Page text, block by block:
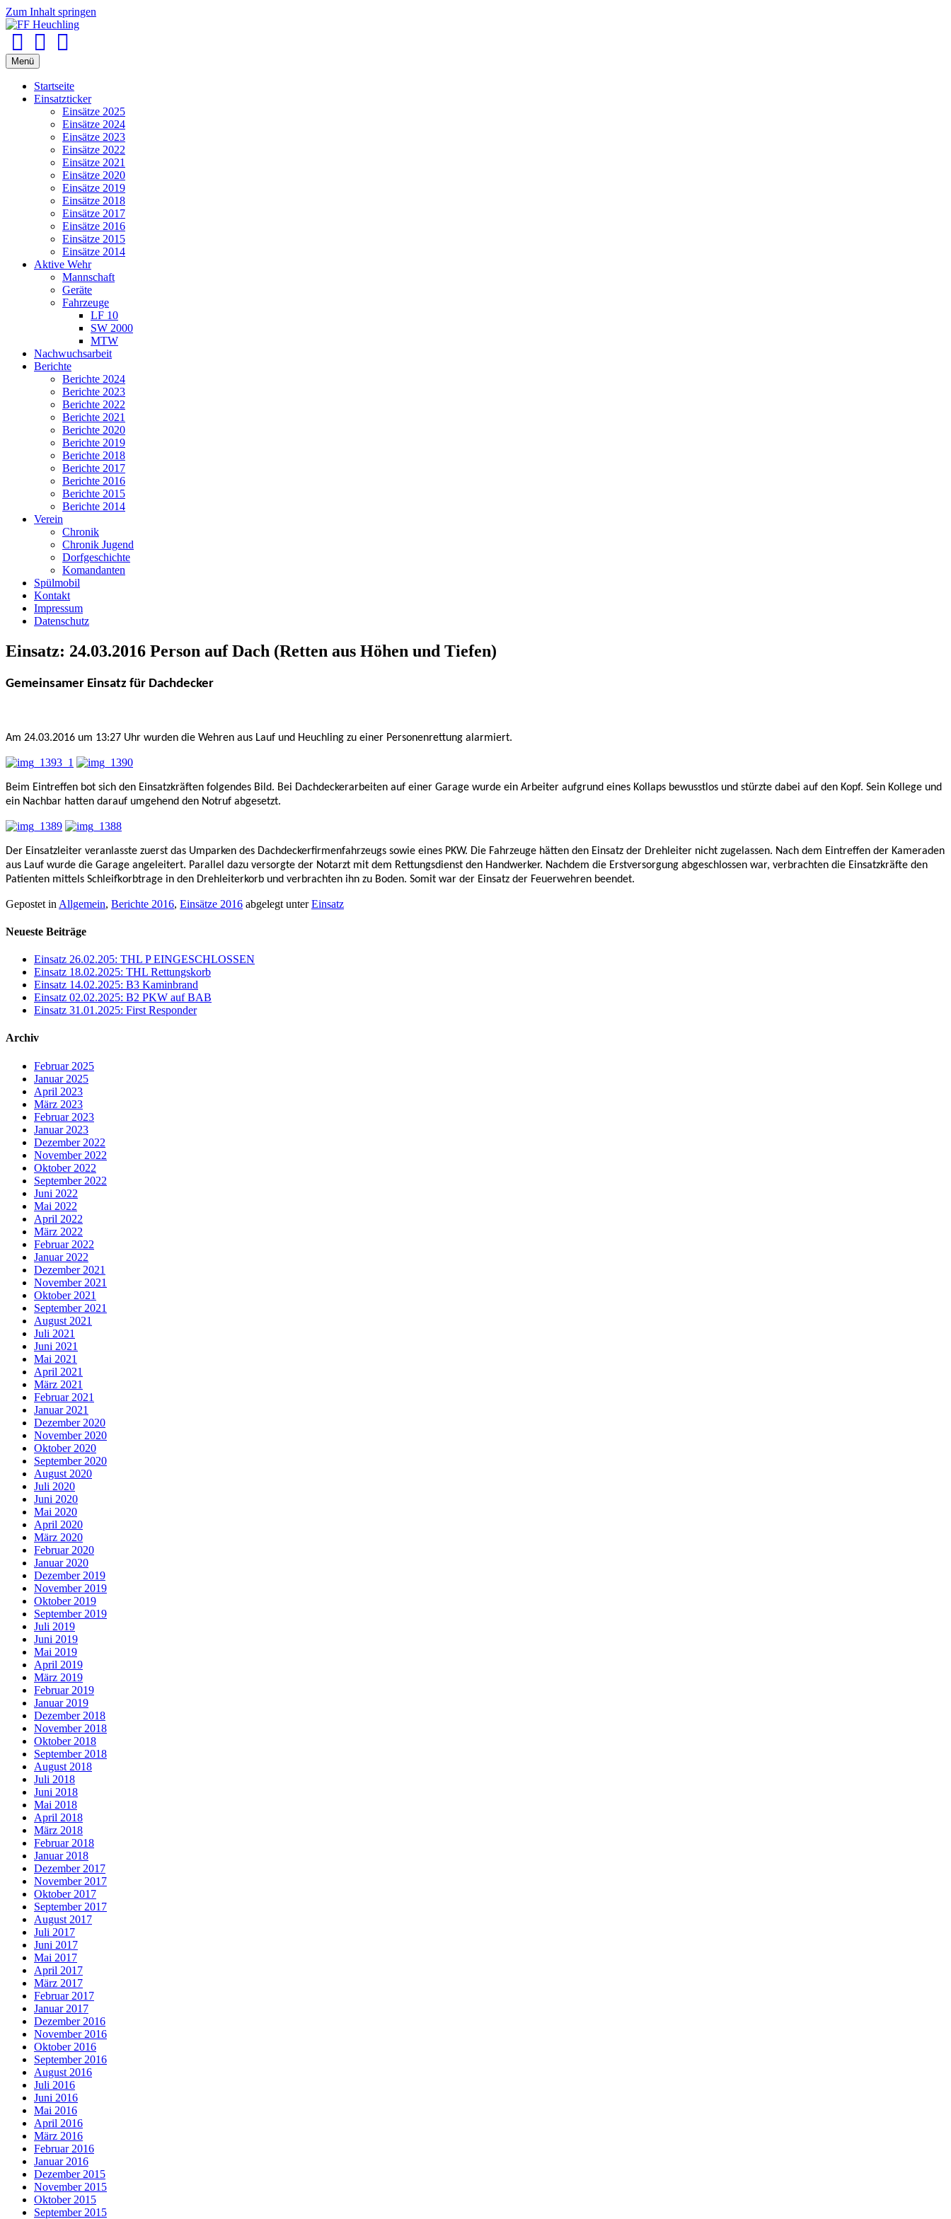
Zum Inhalt springen
Menü
Startseite
Einsatzticker
Einsätze 2025
Einsätze 2024
Einsätze 2023
Einsätze 2022
Einsätze 2021
Einsätze 2020
Einsätze 2019
Einsätze 2018
Einsätze 2017
Einsätze 2016
Einsätze 2015
Einsätze 2014
Aktive Wehr
Mannschaft
Geräte
Fahrzeuge
LF 10
SW 2000
MTW
Nachwuchsarbeit
Berichte
Berichte 2024
Berichte 2023
Berichte 2022
Berichte 2021
Berichte 2020
Berichte 2019
Berichte 2018
Berichte 2017
Berichte 2016
Berichte 2015
Berichte 2014
Verein
Chronik
Chronik Jugend
Dorfgeschichte
Komandanten
Spülmobil
Kontakt
Impressum
Datenschutz
Einsatz: 24.03.2016 Person auf Dach (Retten aus Höhen und Tiefen)
Gemeinsamer Einsatz für Dachdecker
Am 24.03.2016 um 13:27 Uhr wurden die Wehren aus Lauf und Heuchling zu einer Personenrettung alarmiert.
Beim Eintreffen bot sich den Einsatzkräften folgendes Bild. Bei Dachdeckerarbeiten auf einer Garage wurde ein Arbeiter aufgrund eines Kollaps bewusstlos und stürzte dabei auf den Kopf. Sein Kollege und
ein Nachbar hatten darauf umgehend den Notruf abgesetzt.
Der Einsatzleiter veranlasste zuerst das Umparken des Dachdeckerfirmenfahrzeugs sowie eines PKW. Die Fahrzeuge hätten den Einsatz der Drehleiter nicht zugelassen. Nach dem Eintreffen der Kameraden
aus Lauf wurde die Garage angeleitert. Parallel dazu versorgte der Notarzt mit dem Rettungsdienst den Handwerker. Nachdem die Erstversorgung abgeschlossen war, verbrachten die Einsatzkräfte den
Patienten mittels Schleifkorbtrage in den Drehleiterkorb und verbrachten ihn zu Boden. Somit war der Einsatz der Feuerwehren beendet.
Gepostet in Allgemein, Berichte 2016, Einsätze 2016 abgelegt unterEinsatz
Neueste Beiträge
Einsatz 26.02.205: THL P EINGESCHLOSSEN
Einsatz 18.02.2025: THL Rettungskorb
Einsatz 14.02.2025: B3 Kaminbrand
Einsatz 02.02.2025: B2 PKW auf BAB
Einsatz 31.01.2025: First Responder
Archiv
Februar 2025
Januar 2025
April 2023
März 2023
Februar 2023
Januar 2023
Dezember 2022
November 2022
Oktober 2022
September 2022
Juni 2022
Mai 2022
April 2022
März 2022
Februar 2022
Januar 2022
Dezember 2021
November 2021
Oktober 2021
September 2021
August 2021
Juli 2021
Juni 2021
Mai 2021
April 2021
März 2021
Februar 2021
Januar 2021
Dezember 2020
November 2020
Oktober 2020
September 2020
August 2020
Juli 2020
Juni 2020
Mai 2020
April 2020
März 2020
Februar 2020
Januar 2020
Dezember 2019
November 2019
Oktober 2019
September 2019
Juli 2019
Juni 2019
Mai 2019
April 2019
März 2019
Februar 2019
Januar 2019
Dezember 2018
November 2018
Oktober 2018
September 2018
August 2018
Juli 2018
Juni 2018
Mai 2018
April 2018
März 2018
Februar 2018
Januar 2018
Dezember 2017
November 2017
Oktober 2017
September 2017
August 2017
Juli 2017
Juni 2017
Mai 2017
April 2017
März 2017
Februar 2017
Januar 2017
Dezember 2016
November 2016
Oktober 2016
September 2016
August 2016
Juli 2016
Juni 2016
Mai 2016
April 2016
März 2016
Februar 2016
Januar 2016
Dezember 2015
November 2015
Oktober 2015
September 2015